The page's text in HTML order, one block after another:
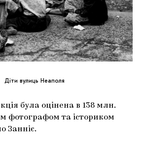
Діти вулиць Неаполя
була оцінена в 138 млн.
фотографом та істориком
Занніє.